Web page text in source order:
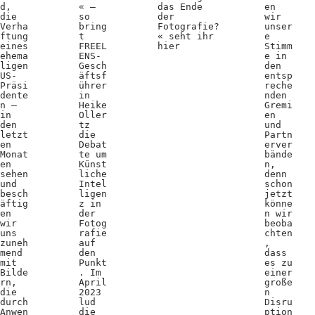
d,
die
Verha
ftung
eines
ehema
ligen
US-
Präsi
dente
n –
in
den
letzt
en
Monat
en
sehen
und
besch
äftig
en
wir
uns
zuneh
mend
mit
Bilde
rn,
die
durch
Anwen
« –
so
bring
t
FREEL
ENS-
Gesch
äftsf
ührer
in
Heike
Oller
tz
die
Debat
te um
Künst
liche
Intel
ligen
z in
der
Fotog
rafie
auf
den
Punkt
. Im
April
2023
lud
die
das Ende
der
Fotografie?
« seht ihr
hier
en
wir
unser
e
Stimm
e in
den
entsp
reche
nden
Gremi
en
und
Partn
erver
bände
n,
denn
schon
jetzt
könne
n wir
beoba
chten
,
dass
es zu
einer
große
n
Disru
ption